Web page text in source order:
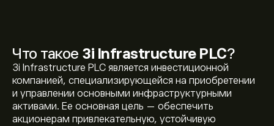
Что такое 3i Infrastructure PLC?
3i Infrastructure PLC является инвестиционной
компанией, специализирующейся на приобретении
и управлении основными инфраструктурными
активами. Ее основная цель — обеспечить
акционерам привлекательную, устойчивую